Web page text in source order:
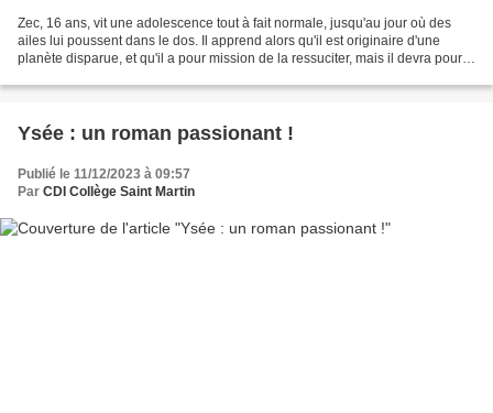
Zec, 16 ans, vit une adolescence tout à fait normale, jusqu'au jour où des
ailes lui poussent dans le dos. Il apprend alors qu'il est originaire d'une
planète disparue, et qu'il a pour mission de la ressuciter, mais il devra pour
Ysée : un roman passionant !
Publié le 11/12/2023 à 09:57
Par CDI Collège Saint Martin